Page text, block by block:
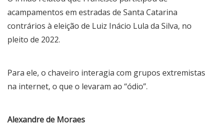
acampamentos em estradas de Santa Catarina
contrários à eleição de Luiz Inácio Lula da Silva, no
pleito de 2022.
Para ele, o chaveiro interagia com grupos extremistas
na internet, o que o levaram ao “ódio”.
Alexandre de Moraes